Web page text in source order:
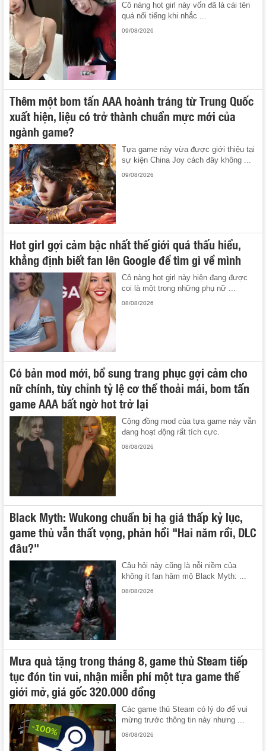
Cô nàng hot girl này vốn đã là cái tên
quá nổi tiếng khi nhắc ...
09/08/2026
Thêm một bom tấn AAA hoành tráng từ Trung Quốc
xuất hiện, liệu có trở thành chuẩn mực mới của
ngành game?
Tựa game này vừa được giới thiệu tại
sự kiện China Joy cách đây không ...
09/08/2026
Hot girl gợi cảm bậc nhất thế giới quá thấu hiểu,
khẳng định biết fan lên Google để tìm gì về mình
Cô nàng hot girl này hiện đang được
coi là một trong những phụ nữ ...
08/08/2026
Có bản mod mới, bổ sung trang phục gợi cảm cho
nữ chính, tùy chỉnh tỷ lệ cơ thể thoải mái, bom tấn
game AAA bất ngờ hot trở lại
Cộng đồng mod của tựa game này vẫn
đang hoạt động rất tích cực.
08/08/2026
Black Myth: Wukong chuẩn bị hạ giá thấp kỷ lục,
game thủ vẫn thất vọng, phản hồi "Hai năm rồi, DLC
đâu?"
Câu hỏi này cũng là nỗi niềm của
không ít fan hâm mộ Black Myth: ...
08/08/2026
Mưa quà tặng trong tháng 8, game thủ Steam tiếp
tục đón tin vui, nhận miễn phí một tựa game thế
giới mở, giá gốc 320.000 đồng
Các game thủ Steam có lý do để vui
mừng trước thông tin này nhưng ...
08/08/2026